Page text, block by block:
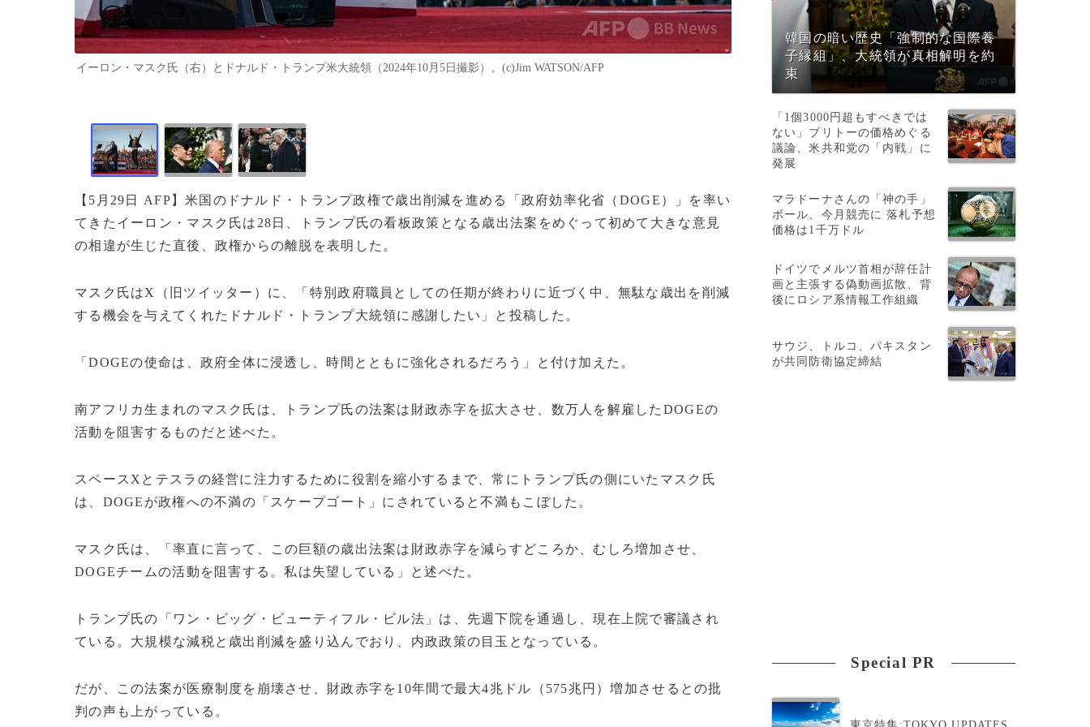
イーロン・マスク氏（右）とドナルド・トランプ米大統領（2024年10月5日撮影）。(c)Jim WATSON/AFP
【5月29日 AFP】米国のドナルド・トランプ政権で歳出削減を進める「政府効率化省（DOGE）」を率い
てきたイーロン・マスク氏は28日、トランプ氏の看板政策となる歳出法案をめぐって初めて大きな意見
の相違が生じた直後、政権からの離脱を表明した。
マスク氏はX（旧ツイッター）に、「特別政府職員としての任期が終わりに近づく中、無駄な歳出を削減
する機会を与えてくれたドナルド・トランプ大統領に感謝したい」と投稿した。
「DOGEの使命は、政府全体に浸透し、時間とともに強化されるだろう」と付け加えた。
南アフリカ生まれのマスク氏は、トランプ氏の法案は財政赤字を拡大させ、数万人を解雇したDOGEの
活動を阻害するものだと述べた。
スペースXとテスラの経営に注力するために役割を縮小するまで、常にトランプ氏の側にいたマスク氏
は、DOGEが政権への不満の「スケープゴート」にされていると不満もこぼした。
マスク氏は、「率直に言って、この巨額の歳出法案は財政赤字を減らすどころか、むしろ増加させ、
DOGEチームの活動を阻害する。私は失望している」と述べた。
トランプ氏の「ワン・ビッグ・ビューティフル・ビル法」は、先週下院を通過し、現在上院で審議され
ている。大規模な減税と歳出削減を盛り込んでおり、内政政策の目玉となっている。
だが、この法案が医療制度を崩壊させ、財政赤字を10年間で最大4兆ドル（575兆円）増加させるとの批
判の声も上がっている。
韓国の暗い歴史「強制的な国際養
子縁組」、大統領が真相解明を約
束
「1個3000円超もすべきでは
ない」ブリトーの価格めぐる
議論、米共和党の「内戦」に
発展
マラドーナさんの「神の手」
ボール、今月競売に 落札予想
価格は1千万ドル
ドイツでメルツ首相が辞任計
画と主張する偽動画拡散、背
後にロシア系情報工作組織
サウジ、トルコ、パキスタン
が共同防衛協定締結
Special PR
東京特集:TOKYO UPDATES